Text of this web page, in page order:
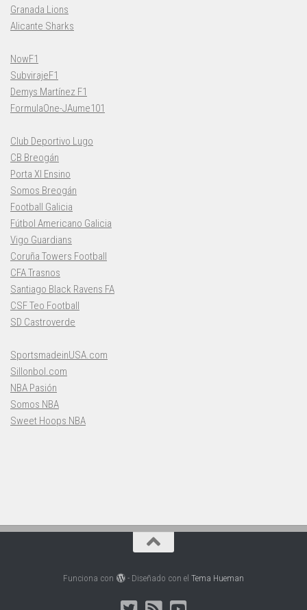
Granada Lions
Alicante Sharks
NowF1
SubvirajeF1
Demys Martínez F1
FormulaOne-JAume101
Club Deportivo Lugo
CB Breogán
Porta XI Ensino
Somos Breogán
Football Galicia
Fútbol Americano Galicia
Vigo Guardians
Coruña Towers Football
CFA Trasnos
Santiago Black Ravens FA
CSF Teo Football
SD Castroverde
SportsmadeinUSA.com
Sillonbol.com
NBA Pasión
Somos NBA
Sweet Hoops NBA
Funciona con - Diseñado con el Tema Hueman